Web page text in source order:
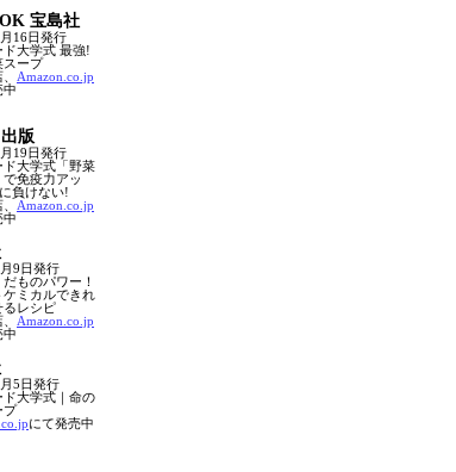
宝島社
16日発行
ド大学式 最強!
スープ
Amazon.co.jp
中
版
19日発行
ド大学式「野菜
で免疫力アッ
負けない!
Amazon.co.jp
中
9日発行
ものパワー！
ケミカルできれ
るレシピ
Amazon.co.jp
中
5日発行
ド大学式｜命の
プ
にて発売中